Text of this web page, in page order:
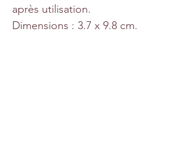
après utilisation.
Dimensions : 3.7 x 9.8 cm.